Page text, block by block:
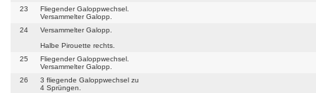
23
Fliegender Galoppwechsel.
Versammelter Galopp.
24
Versammelter Galopp.
Halbe Pirouette rechts.
25
Fliegender Galoppwechsel.
Versammelter Galopp.
26
3 fliegende Galoppwechsel zu
4 Sprüngen.